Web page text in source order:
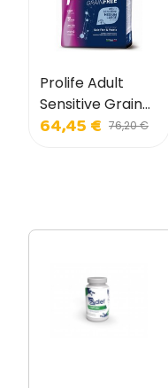
Prolife Adult
Sensitive Grain
Free Sole and
64,45 € 76,20 €